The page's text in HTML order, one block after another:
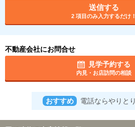
送信する
2 項目のみ入力するだけ！
不動産会社にお問合せ
見学予約する
内見・お店訪問の相談
おすすめ 電話ならやりと